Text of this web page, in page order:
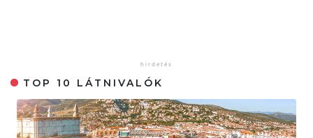
TOP 10 LÁTNIVALÓK